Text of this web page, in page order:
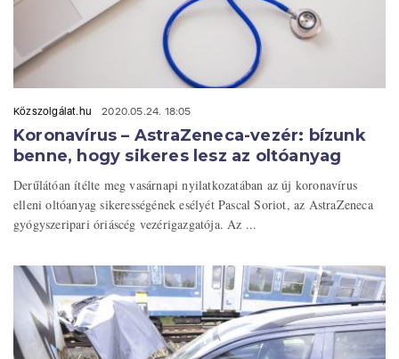
Közszolgálat.hu 2020.05.24. 18:05
Koronavírus – AstraZeneca-vezér: bízunk
benne, hogy sikeres lesz az oltóanyag
Derűlátóan ítélte meg vasárnapi nyilatkozatában az új koronavírus
elleni oltóanyag sikerességének esélyét Pascal Soriot, az AstraZeneca
gyógyszeripari óriáscég vezérigazgatója. Az ...